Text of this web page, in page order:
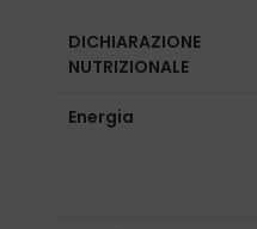
DICHIARAZIONE
NUTRIZIONALE
Energia